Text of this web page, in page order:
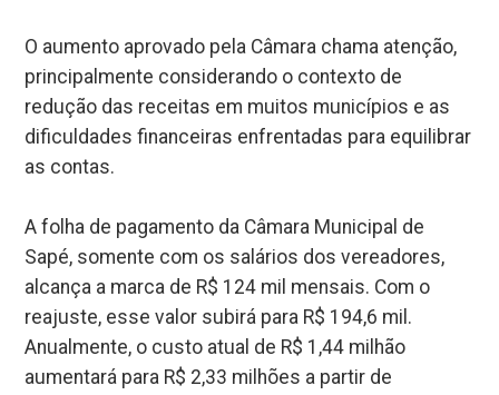
O aumento aprovado pela Câmara chama atenção,
principalmente considerando o contexto de
redução das receitas em muitos municípios e as
dificuldades financeiras enfrentadas para equilibrar
as contas.
A folha de pagamento da Câmara Municipal de
Sapé, somente com os salários dos vereadores,
alcança a marca de R$ 124 mil mensais. Com o
reajuste, esse valor subirá para R$ 194,6 mil.
Anualmente, o custo atual de R$ 1,44 milhão
aumentará para R$ 2,33 milhões a partir de